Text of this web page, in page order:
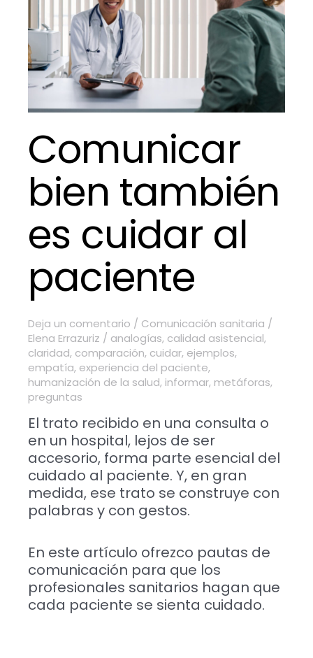
Comunicar
bien también
es cuidar al
paciente
Deja un comentario / Comunicación sanitaria /
Elena Errazuriz / analogías, calidad asistencial,
claridad, comparación, cuidar, ejemplos,
empatía, experiencia del paciente,
humanización de la salud, informar, metáforas,
preguntas
El trato recibido en una consulta o
en un hospital, lejos de ser
accesorio, forma parte esencial del
cuidado al paciente. Y, en gran
medida, ese trato se construye con
palabras y con gestos.
En este artículo ofrezco pautas de
comunicación para que los
profesionales sanitarios hagan que
cada paciente se sienta cuidado.
paciente